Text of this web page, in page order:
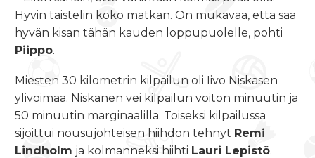
Hyvin taistelin koko matkan. On mukavaa, että saa
hyvän kisan tähän kauden loppupuolelle, pohti
Piippo.
Miesten 30 kilometrin kilpailun oli Iivo Niskasen
ylivoimaa. Niskanen vei kilpailun voiton minuutin ja
50 minuutin marginaalilla. Toiseksi kilpailussa
sijoittui nousujohteisen hiihdon tehnyt Remi
Lindholm ja kolmanneksi hiihti Lauri Lepistö.